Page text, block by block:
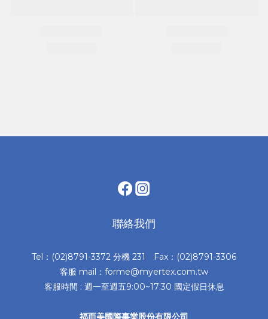
聯絡我們
Tel：(02)8791-3372 分機 231 Fax：(02)8791-3306
客服 mail：forme@myertex.com.tw
客服時間 : 週一至週五9:00~17:30 國定假日休息
福而美國際事業股份有限公司